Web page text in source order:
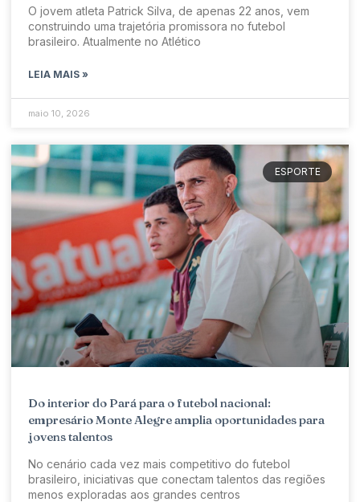
O jovem atleta Patrick Silva, de apenas 22 anos, vem
construindo uma trajetória promissora no futebol
brasileiro. Atualmente no Atlético
LEIA MAIS »
maio 10, 2026
ESPORTE
Do interior do Pará para o futebol nacional:
empresário Monte Alegre amplia oportunidades para
jovens talentos
No cenário cada vez mais competitivo do futebol
brasileiro, iniciativas que conectam talentos das regiões
menos exploradas aos grandes centros